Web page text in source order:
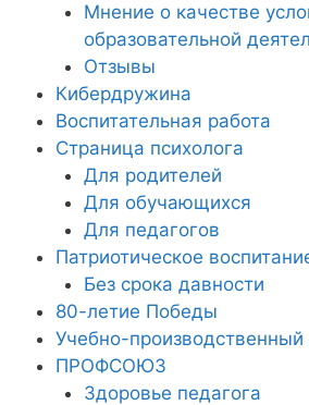
Мнение о качестве
образовательной
Отзывы
Кибердружина
Воспитательная работа
Страница психолога
Для родителей
Для обучающихся
Для педагогов
Патриотическое
Без срока давности
80-летие Победы
Учебно-производственный
ПРОФСОЮЗ
Здоровье педагога